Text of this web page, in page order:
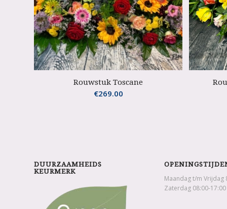
Rouwstuk Toscane
€269.00
DUURZAAMHEIDS
KEURMERK
Maandag t/m Vrijdag
Zaterdag 08:00-17:00